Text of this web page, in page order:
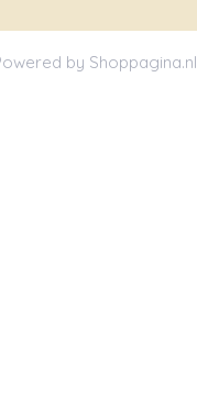
by Shoppagina.nl